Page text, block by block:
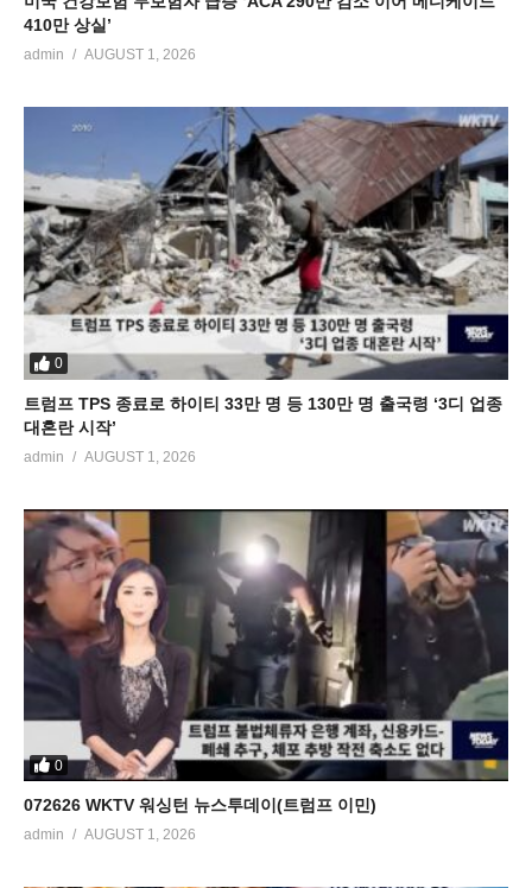
410만 상실’
admin AUGUST 1, 2026
0
트럼프 TPS 종료로 하이티 33만 명 등 130만 명 출국령 ‘3디 업종
대혼란 시작’
admin AUGUST 1, 2026
0
072626 WKTV 워싱턴 뉴스투데이(트럼프 이민)
admin AUGUST 1, 2026